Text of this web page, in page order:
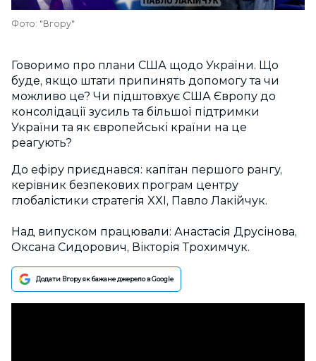
Фото: "Вгору"
Говоримо про плани США щодо України. Що
буде, якщо штати припинять допомогу та чи
можливо це? Чи підштовхує США Європу до
консолідації зусиль та більшої підтримки
України та як європейські країни на це
реагують?
До ефіру приєднався: капітан першого рангу,
керівник безпекових програм центру
глобалістики стратегія XXI, Павло Лакійчук.
Над випуском працювали: Анастасія Друсінова,
Оксана Сидорович, Вікторія Трохимчук.
Додати Вгору як бажане джерело в Google